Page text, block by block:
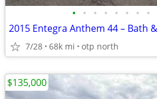
• • • • • • • •
7/28 68k mi otp north
$135,000